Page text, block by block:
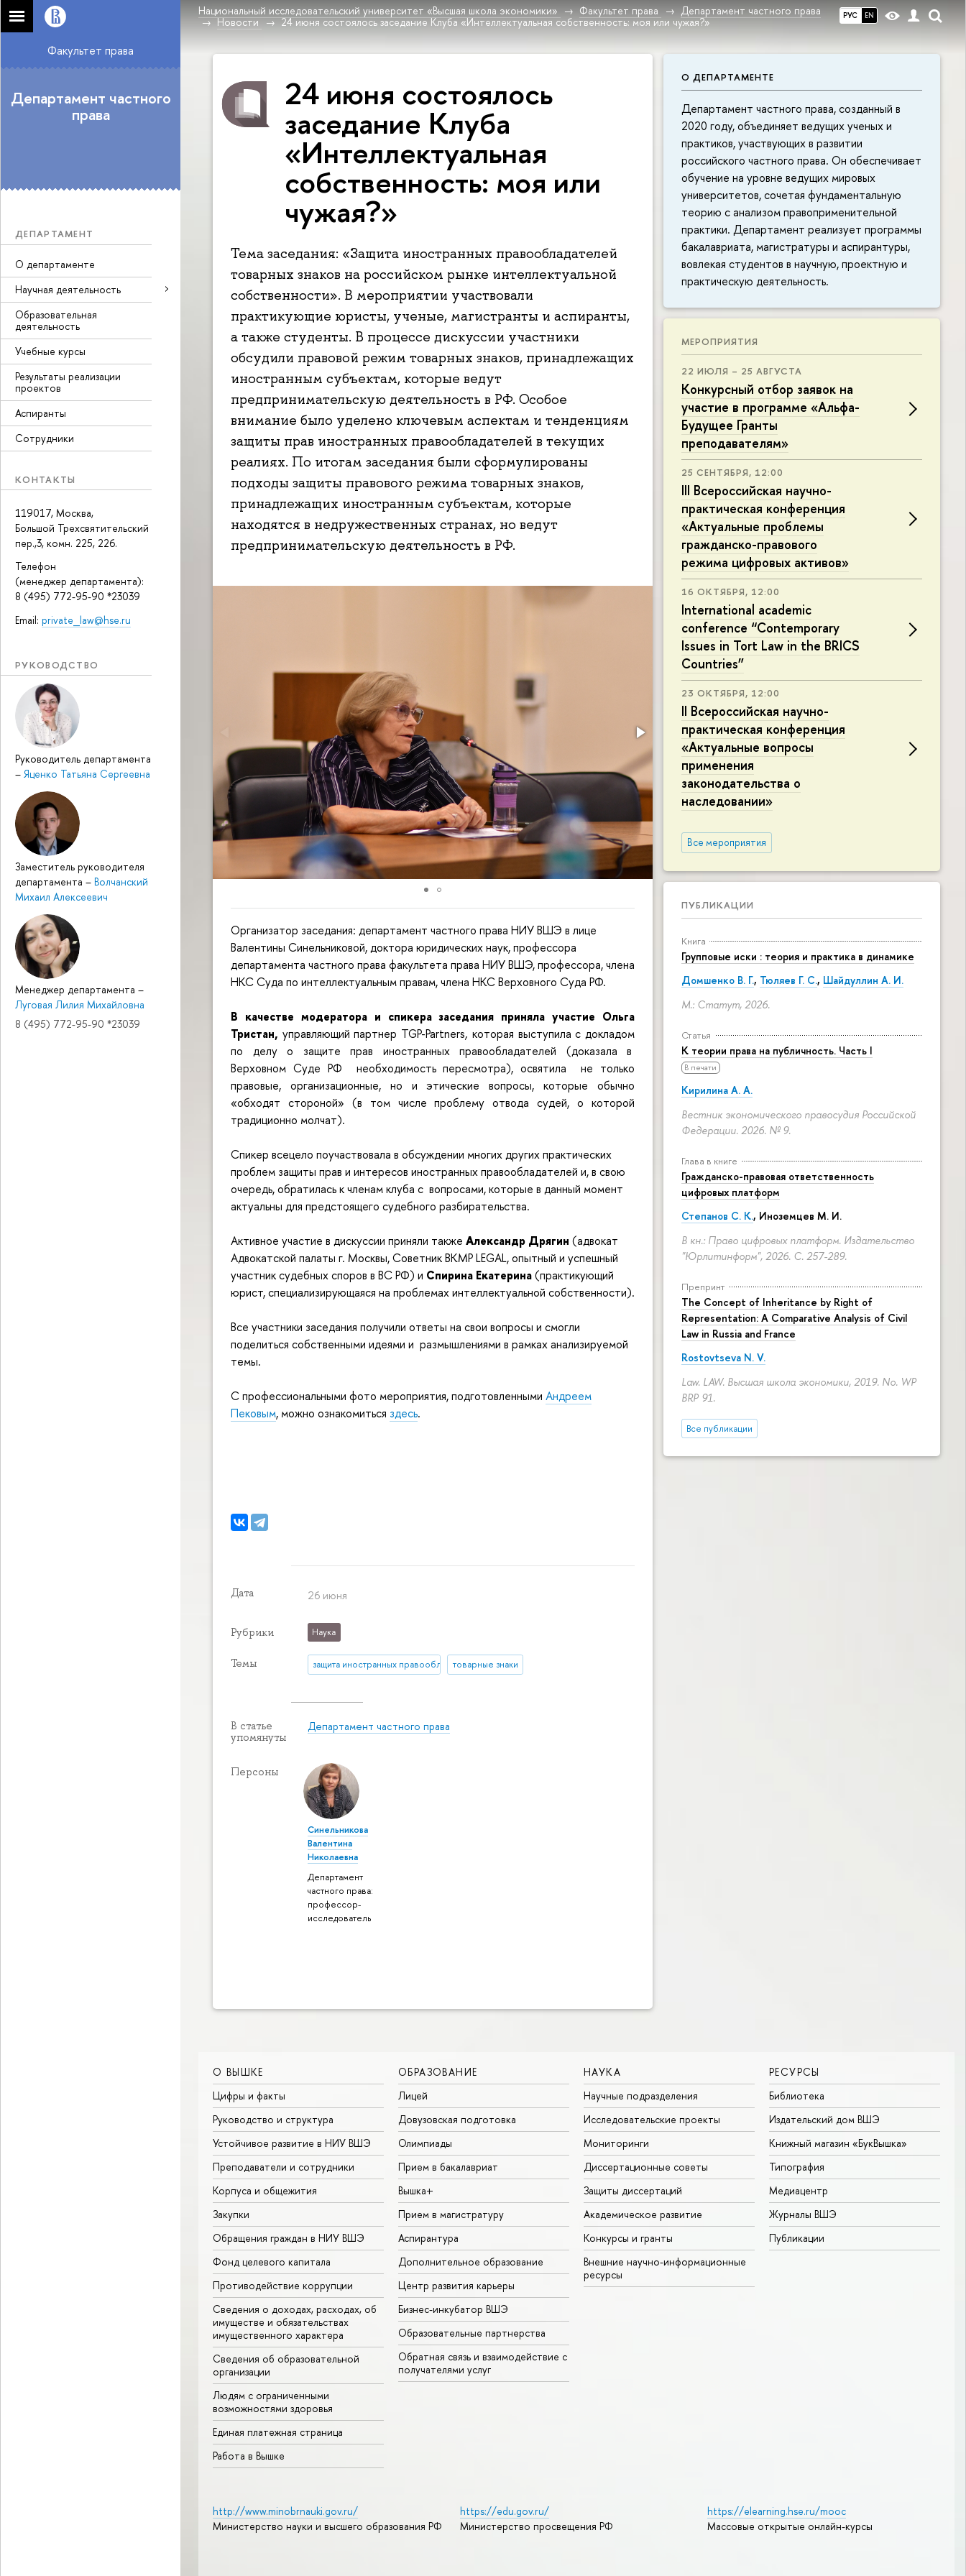
РУС EN
Национальный исследовательский университет «Высшая школа экономики» Факультет права
Департамент частного права
Новости
24 июня состоялось заседание Клуба «Интеллектуальная собственность: моя или чужая?»
Факультет права
Департамент частного
права
ДЕПАРТАМЕНТ
О департаменте
Научная деятельность
Образовательная
деятельность
Учебные курсы
Результаты реализации
проектов
Аспиранты
Сотрудники
КОНТАКТЫ
119017, Москва,
Большой Трехсвятительский
пер.,3, комн. 225, 226.
Телефон
(менеджер департамента):
8 (495) 772-95-90 *23039
Email: private_law@hse.ru
РУКОВОДСТВО
Руководитель департамента
– Яценко Татьяна Сергеевна
Заместитель руководителя
департамента – Волчанский
Михаил Алексеевич
Менеджер департамента –
Луговая Лилия Михайловна
8 (495) 772-95-90 *23039
О ДЕПАРТАМЕНТЕ
Департамент частного права, созданный в
2020 году, объединяет ведущих ученых и
практиков, участвующих в развитии
российского частного права. Он обеспечивает
обучение на уровне ведущих мировых
университетов, сочетая фундаментальную
теорию с анализом правоприменительной
практики. Департамент реализует программы
бакалавриата, магистратуры и аспирантуры,
вовлекая студентов в научную, проектную и
практическую деятельность.
МЕРОПРИЯТИЯ
22 ИЮЛЯ – 25 АВГУСТА
Конкурсный отбор заявок на
участие в программе «Альфа-
Будущее Гранты
преподавателям»
25 СЕНТЯБРЯ, 12:00
III Всероссийская научно-
практическая конференция
«Актуальные проблемы
гражданско-правового
режима цифровых активов»
16 ОКТЯБРЯ, 12:00
International academic
conference “Contemporary
Issues in Tort Law in the BRICS
Countries”
23 ОКТЯБРЯ, 12:00
II Всероссийская научно-
практическая конференция
«Актуальные вопросы
применения
законодательства о
наследовании»
Все мероприятия
ПУБЛИКАЦИИ
Книга
Групповые иски : теория и практика в динамике
Домшенко В. Г., Тюляев Г. С., Шайдуллин А. И.
М.: Статут, 2026.
Статья
К теории права на публичность. Часть I
В печати
Кирилина А. А.
Вестник экономического правосудия Российской
Федерации. 2026. № 9.
Глава в книге
Гражданско-правовая ответственность
цифровых платформ
Степанов С. К., Иноземцев М. И.
В кн.: Право цифровых платформ. Издательство
"Юрлитинформ", 2026. С. 257-289.
Препринт
The Concept of Inheritance by Right of
Representation: A Comparative Analysis of Civil
Law in Russia and France
Rostovtseva N. V.
Law. LAW. Высшая школа экономики, 2019. No. WP
BRP 91.
Все публикации
24 июня состоялось
заседание Клуба
«Интеллектуальная
собственность: моя или
чужая?»
Тема заседания: «Защита иностранных правообладателей
товарных знаков на российском рынке интеллектуальной
собственности». В мероприятии участвовали
практикующие юристы, ученые, магистранты и аспиранты,
а также студенты. В процессе дискуссии участники
обсудили правовой режим товарных знаков, принадлежащих
иностранным субъектам, которые ведут
предпринимательскую деятельность в РФ. Особое
внимание было уделено ключевым аспектам и тенденциям
защиты прав иностранных правообладателей в текущих
реалиях. По итогам заседания были сформулированы
подходы защиты правового режима товарных знаков,
принадлежащих иностранным субъектам, которые
находятся в недружественных странах, но ведут
предпринимательскую деятельность в РФ.
Организатор заседания: департамент частного права НИУ ВШЭ в лице
Валентины Синельниковой, доктора юридических наук, профессора
департамента частного права факультета права НИУ ВШЭ, профессора, члена
НКС Суда по интеллектуальным правам, члена НКС Верховного Суда РФ.
В качестве модератора и спикера заседания приняла участие Ольга
Тристан, управляющий партнер TGP-Partners, которая выступила с докладом
по делу о защите прав иностранных правообладателей (доказала в
Верховном Суде РФ необходимость пересмотра), освятила не только
правовые, организационные, но и этические вопросы, которые обычно
«обходят стороной» (в том числе проблему отвода судей, о которой
традиционно молчат).
Спикер всецело поучаствовала в обсуждении многих других практических
проблем защиты прав и интересов иностранных правообладателей и, в свою
очередь, обратилась к членам клуба с вопросами, которые в данный момент
актуальны для предстоящего судебного разбирательства.
Активное участие в дискуссии приняли также Александр Дрягин (адвокат
Адвокатской палаты г. Москвы, Советник BKMP LEGAL, опытный и успешный
участник судебных споров в ВС РФ) и Спирина Екатерина(практикующий
юрист, специализирующаяся на проблемах интеллектуальной собственности).
Все участники заседания получили ответы на свои вопросы и смогли
поделиться собственными идеями и размышлениями в рамках анализируемой
темы.
С профессиональными фото мероприятия, подготовленными Андреем
Пековым, можно ознакомиться здесь.
Дата 26 июня
Рубрики Наука
Темы защита иностранных правообладателейтоварные знаки
В статье
упомянуты
Департамент частного права
Персоны
Синельникова
Валентина
Николаевна
Департамент
частного права:
профессор-
исследователь
О ВЫШКЕ
Цифры и факты
Руководство и структура
Устойчивое развитие в НИУ ВШЭ
Преподаватели и сотрудники
Корпуса и общежития
Закупки
Обращения граждан в НИУ ВШЭ
Фонд целевого капитала
Противодействие коррупции
Сведения о доходах, расходах, об
имуществе и обязательствах
имущественного характера
Сведения об образовательной
организации
Людям с ограниченными
возможностями здоровья
Единая платежная страница
Работа в Вышке
ОБРАЗОВАНИЕ
Лицей
Довузовская подготовка
Олимпиады
Прием в бакалавриат
Вышка+
Прием в магистратуру
Аспирантура
Дополнительное образование
Центр развития карьеры
Бизнес-инкубатор ВШЭ
Образовательные партнерства
Обратная связь и взаимодействие с
получателями услуг
НАУКА
Научные подразделения
Исследовательские проекты
Мониторинги
Диссертационные советы
Защиты диссертаций
Академическое развитие
Конкурсы и гранты
Внешние научно-информационные
ресурсы
РЕСУРСЫ
Библиотека
Издательский дом ВШЭ
Книжный магазин «БукВышка»
Типография
Медиацентр
Журналы ВШЭ
Публикации
http://www.minobrnauki.gov.ru/
Министерство науки и высшего образования РФ
https://edu.gov.ru/
Министерство просвещения РФ
https://elearning.hse.ru/mooc
Массовые открытые онлайн-курсы